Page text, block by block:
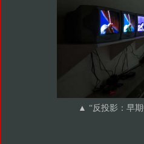
▲ “反投影：早